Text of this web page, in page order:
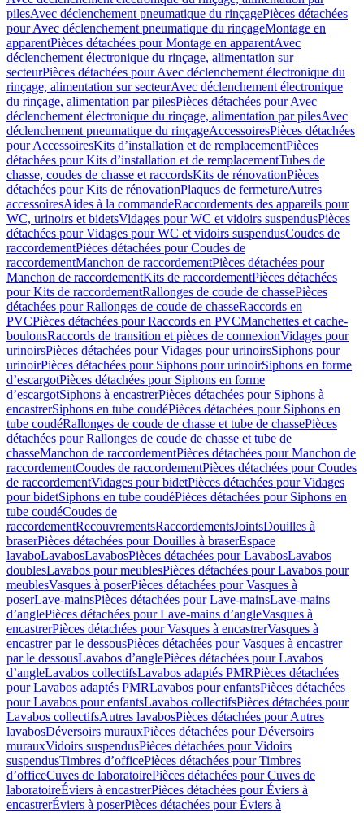
pilesAvec déclenchement pneumatique du rinçagePièces détachées
pour Avec déclenchement pneumatique du rinçageMontage en
apparentPièces détachées pour Montage en apparentAvec
déclenchement électronique du rinçage, alimentation sur
secteurPièces détachées pour Avec déclenchement électronique du
rinçage, alimentation sur secteurAvec déclenchement électronique
du rinçage, alimentation par pilesPièces détachées pour Avec
déclenchement électronique du rinçage, alimentation par pilesAvec
déclenchement pneumatique du rinçageAccessoiresPièces détachées
pour AccessoiresKits d’installation et de remplacementPièces
détachées pour Kits d’installation et de remplacementTubes de
chasse, coudes de chasse et raccordsKits de rénovationPièces
détachées pour Kits de rénovationPlaques de fermetureAutres
accessoiresAides à la commandeRaccordements des appareils pour
WC, urinoirs et bidetsVidages pour WC et vidoirs suspendusPièces
détachées pour Vidages pour WC et vidoirs suspendusCoudes de
raccordementPièces détachées pour Coudes de
raccordementManchon de raccordementPièces détachées pour
Manchon de raccordementKits de raccordementPièces détachées
pour Kits de raccordementRallonges de coude de chassePièces
détachées pour Rallonges de coude de chasseRaccords en
PVCPièces détachées pour Raccords en PVCManchettes et cache-
boulonsRaccords de transition et pièces de connexionVidages pour
urinoirsPièces détachées pour Vidages pour urinoirsSiphons pour
urinoirPièces détachées pour Siphons pour urinoirSiphons en forme
d’escargotPièces détachées pour Siphons en forme
d’escargotSiphons à encastrerPièces détachées pour Siphons à
encastrerSiphons en tube coudéPièces détachées pour Siphons en
tube coudéRallonges de coude de chasse et tube de chassePièces
détachées pour Rallonges de coude de chasse et tube de
chasseManchon de raccordementPièces détachées pour Manchon de
raccordementCoudes de raccordementPièces détachées pour Coudes
de raccordementVidages pour bidetPièces détachées pour Vidages
pour bidetSiphons en tube coudéPièces détachées pour Siphons en
tube coudéCoudes de
raccordementRecouvrementsRaccordementsJointsDouilles à
braserPièces détachées pour Douilles à braserEspace
lavaboLavabosLavabosPièces détachées pour LavabosLavabos
doublesLavabos pour meublesPièces détachées pour Lavabos pour
meublesVasques à poserPièces détachées pour Vasques à
poserLave-mainsPièces détachées pour Lave-mainsLave-mains
d’anglePièces détachées pour Lave-mains d’angleVasques à
encastrerPièces détachées pour Vasques à encastrerVasques à
encastrer par le dessousPièces détachées pour Vasques à encastrer
par le dessousLavabos d’anglePièces détachées pour Lavabos
d’angleLavabos collectifsLavabos adaptés PMRPièces détachées
pour Lavabos adaptés PMRLavabos pour enfantsPièces détachées
pour Lavabos pour enfantsLavabos collectifsPièces détachées pour
Lavabos collectifsAutres lavabosPièces détachées pour Autres
lavabosDéversoirs murauxPièces détachées pour Déversoirs
murauxVidoirs suspendusPièces détachées pour Vidoirs
suspendusTimbres dʼofficePièces détachées pour Timbres
dʼofficeCuves de laboratoirePièces détachées pour Cuves de
laboratoireÉviers à encastrerPièces détachées pour Éviers à
encastrerÉviers à poserPièces détachées pour Éviers à